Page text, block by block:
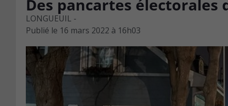
Des pancartes
LONGUEUIL -
Publié le 16 mars 2022 à 16h03